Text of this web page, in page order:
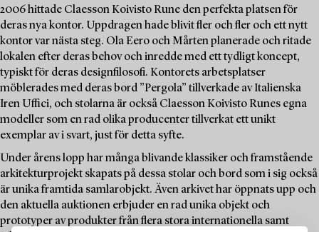
2006 hittade Claesson Koivisto Rune den perfekta platsen för
deras nya kontor. Uppdragen hade blivit fler och fler och ett nytt
kontor var nästa steg. Ola Eero och Mårten planerade och ritade
lokalen efter deras behov och inredde med ett tydligt koncept,
typiskt för deras designfilosofi. Kontorets arbetsplatser
möblerades med deras bord ”Pergola” tillverkade av Italienska
Iren Uffici, och stolarna är också Claesson Koivisto Runes egna
modeller som en rad olika producenter tillverkat ett unikt
exemplar av i svart, just för detta syfte.
Under årens lopp har många blivande klassiker och framstående
arkitekturprojekt skapats på dessa stolar och bord som i sig också
är unika framtida samlarobjekt. Även arkivet har öppnats upp och
den aktuella auktionen erbjuder en rad unika objekt och
prototyper av produkter från flera stora internationella samt